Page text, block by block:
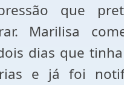
que
Marilisa
dias que
e já foi